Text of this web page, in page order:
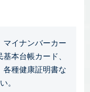
マイナンバーカー
本台帳カード、
各種健康証明書な
。